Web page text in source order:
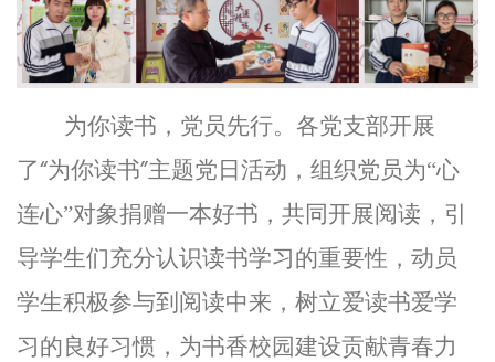
为你读书，党员先行。各党支部开展
了“为你读书”主题党日活动，组织党员为“心
连心”对象捐赠一本好书，共同开展阅读，引
导学生们充分认识读书学习的重要性，动员
学生积极参与到阅读中来，树立爱读书爱学
习的良好习惯，为书香校园建设贡献青春力